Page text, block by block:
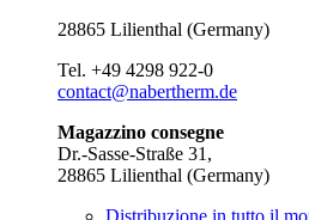
28865 Lilienthal (Germany)
Tel. +49 4298 922-0
contact@nabertherm.de
Magazzino consegne
Dr.-Sasse-Straße 31,
28865 Lilienthal (Germany)
Distribuzione in tutto il